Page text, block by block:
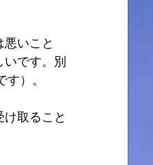
いこと
です。別
）。
取ること